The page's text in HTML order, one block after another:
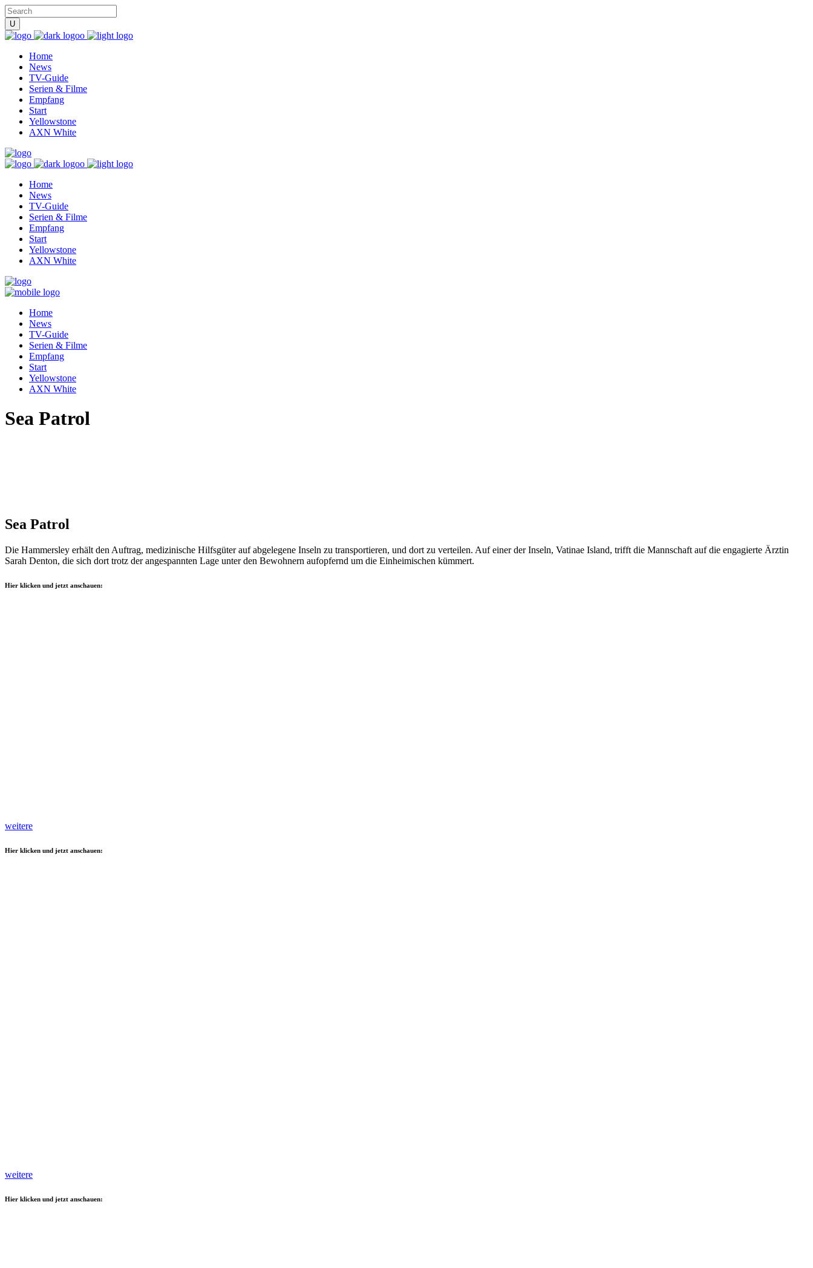
Home
News
TV-Guide
Serien & Filme
Empfang
Start
Yellowstone
AXN White
Home
News
TV-Guide
Serien & Filme
Empfang
Start
Yellowstone
AXN White
Home
News
TV-Guide
Serien & Filme
Empfang
Start
Yellowstone
AXN White
Sea Patrol
Sea Patrol
Die Hammersley erhält den Auftrag, medizinische Hilfsgüter auf abgelegene Inseln zu transportieren, und dort zu verteilen. Auf einer der Inseln, Vatinae Island, trifft die Mannschaft auf die engagierte Ärztin
Sarah Denton, die sich dort trotz der angespannten Lage unter den Bewohnern aufopfernd um die Einheimischen kümmert.
Hier klicken und jetzt anschauen:
weitere
Hier klicken und jetzt anschauen:
weitere
Hier klicken und jetzt anschauen: